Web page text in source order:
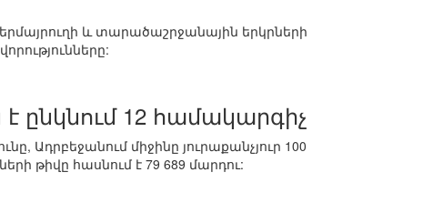
և տարածաշրջանային երկրների
է ընկնում 12 համակարգիչ
միջինը յուրաքանչյուր 100
թիվը հասնում է 79 689 մարդու: